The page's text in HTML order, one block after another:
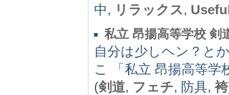
中, リラックス,
私立 昂揚高等学校 剣
自分は少しヘン？と
こ 「私立 昂揚高等学
(剣道, フェチ, 防具, 袴